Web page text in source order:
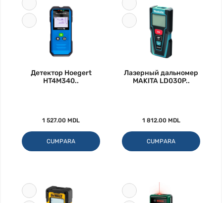
Детектор Hoegert
HT4M340..
1 527.00 MDL
CUMPARA
Лазерный дальномер
MAKITA LD030P..
1 812.00 MDL
CUMPARA